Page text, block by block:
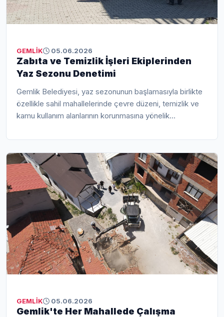
GEMLİK 05.06.2026
Zabıta ve Temizlik İşleri Ekiplerinden
Yaz Sezonu Denetimi
Gemlik Belediyesi, yaz sezonunun başlamasıyla birlikte
özellikle sahil mahallelerinde çevre düzeni, temizlik ve
kamu kullanım alanlarının korunmasına yönelik
Müdürlüğü ekiplerinin ortaklaşa yürüttüğü çalışmalar
kapsamında Kumla, Karacaali ve Narlı mahallelerinde
kapsamlı denetimler gerçekleştirildi.
GEMLİK 05.06.2026
Gemlik'te Her Mahallede Çalışma